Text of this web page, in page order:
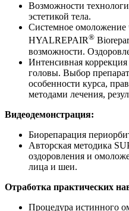
Возможности
эстетикой тела.
Системное омоложение
HYALREPAIR®
возможности.
Интенсивная
головы. Выбор
особенности курса,
методами лечения,
Видеодемонстрация:
Биорепарация
Авторская методика
оздоровления и
лица и шеи.
Отработка практических
Процедура истинного